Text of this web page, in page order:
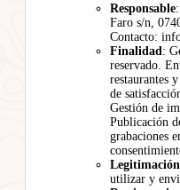
Responsable
Faro s/n,
Contacto:
Finalidad:
reservado.
restaurantes
de
Gestión de
Publicación
grabaciones
Legitimación
utilizar y